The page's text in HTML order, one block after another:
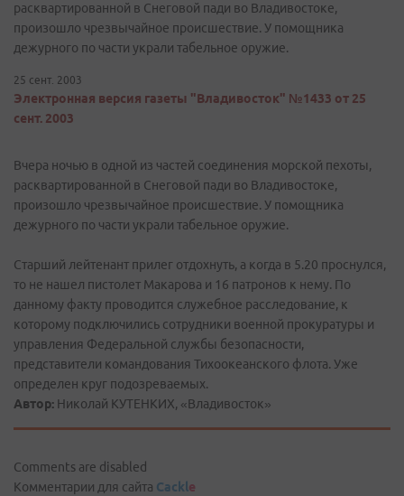
расквартированной в Снеговой пади во Владивостоке,
произошло чрезвычайное происшествие. У помощника
дежурного по части украли табельное оружие.
25 сент. 2003
Электронная версия газеты "Владивосток" №1433 от 25
сент. 2003
Вчера ночью в одной из частей соединения морской пехоты,
расквартированной в Снеговой пади во Владивостоке,
произошло чрезвычайное происшествие. У помощника
дежурного по части украли табельное оружие.
Старший лейтенант прилег отдохнуть, а когда в 5.20 проснулся,
то не нашел пистолет Макарова и 16 патронов к нему. По
данному факту проводится служебное расследование, к
которому подключились сотрудники военной прокуратуры и
управления Федеральной службы безопасности,
представители командования Тихоокеанского флота. Уже
определен круг подозреваемых.
Автор: Николай КУТЕНКИХ, «Владивосток»
Comments are disabled
Комментарии для сайта Cackle